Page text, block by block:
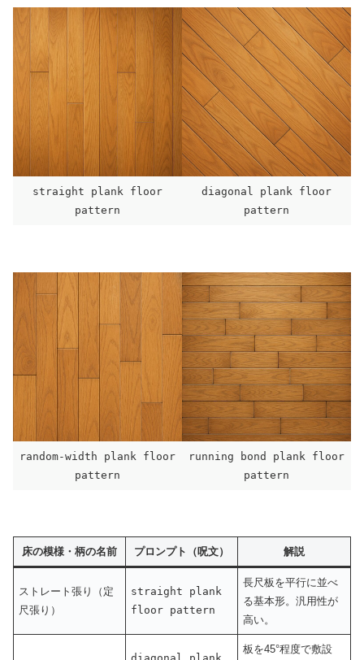
straight plank floor
pattern
diagonal plank floor
pattern
random-width plank floor
pattern
running bond plank floor
pattern
床の模様・柄の名前 プロンプト（呪文） 解説
ストレート張り（定
尺張り）
straight plank
floor pattern
長尺板を平行に並べ
る基本形。汎用性が
高い。
板を45°程度で敷設